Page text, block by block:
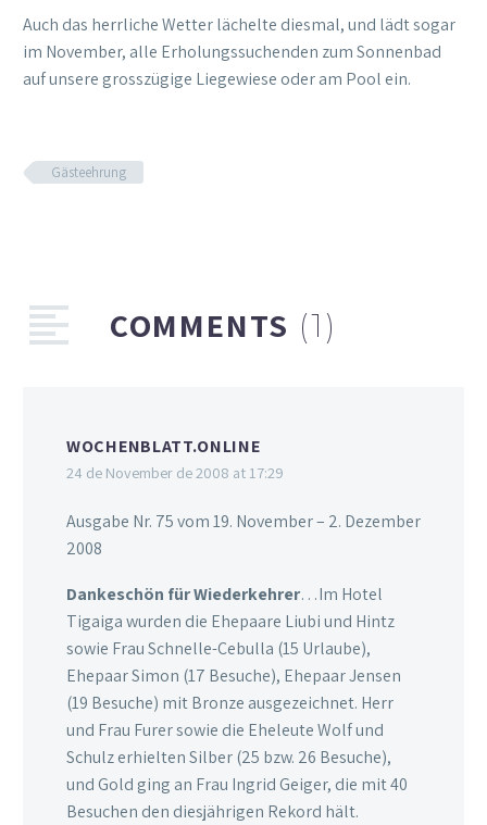
Auch das herrliche Wetter lächelte diesmal, und lädt sogar
im November, alle Erholungssuchenden zum Sonnenbad
auf unsere grosszügige Liegewiese oder am Pool ein.
Gästeehrung
COMMENTS (1)
WOCHENBLATT.ONLINE
24 de November de 2008 at 17:29
Ausgabe Nr. 75 vom 19. November – 2. Dezember
2008
Dankeschön für Wiederkehrer…Im Hotel
Tigaiga wurden die Ehepaare Liubi und Hintz
sowie Frau Schnelle-Cebulla (15 Urlaube),
Ehepaar Simon (17 Besuche), Ehepaar Jensen
(19 Besuche) mit Bronze ausgezeichnet. Herr
und Frau Furer sowie die Eheleute Wolf und
Schulz erhielten Silber (25 bzw. 26 Besuche),
und Gold ging an Frau Ingrid Geiger, die mit 40
Besuchen den diesjährigen Rekord hält.